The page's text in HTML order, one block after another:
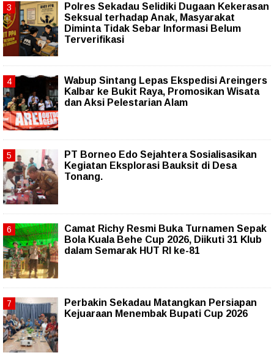
Polres Sekadau Selidiki Dugaan Kekerasan
Seksual terhadap Anak, Masyarakat
Diminta Tidak Sebar Informasi Belum
Terverifikasi
Wabup Sintang Lepas Ekspedisi Areingers
Kalbar ke Bukit Raya, Promosikan Wisata
dan Aksi Pelestarian Alam
PT Borneo Edo Sejahtera Sosialisasikan
Kegiatan Eksplorasi Bauksit di Desa
Tonang.
Camat Richy Resmi Buka Turnamen Sepak
Bola Kuala Behe Cup 2026, Diikuti 31 Klub
dalam Semarak HUT RI ke-81
Perbakin Sekadau Matangkan Persiapan
Kejuaraan Menembak Bupati Cup 2026